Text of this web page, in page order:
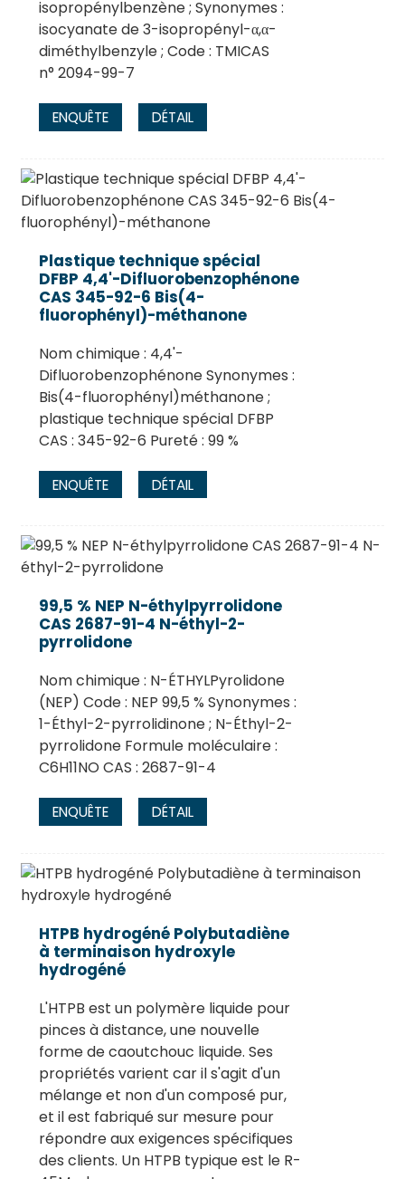
isopropénylbenzène ; Synonymes :
isocyanate de 3-isopropényl-α,α-
diméthylbenzyle ; Code : TMICAS
n° 2094-99-7
ENQUÊTE DÉTAIL
Plastique technique spécial
DFBP 4,4'-Difluorobenzophénone
CAS 345-92-6 Bis(4-
fluorophényl)-méthanone
Nom chimique : 4,4'-
Difluorobenzophénone Synonymes :
Bis(4-fluorophényl)méthanone ;
plastique technique spécial DFBP
CAS : 345-92-6 Pureté : 99 %
ENQUÊTE DÉTAIL
99,5 % NEP N-éthylpyrrolidone
CAS 2687-91-4 N-éthyl-2-
pyrrolidone
Nom chimique : N-ÉTHYLPyrolidone
(NEP) Code : NEP 99,5 % Synonymes :
1-Éthyl-2-pyrrolidinone ; N-Éthyl-2-
pyrrolidone Formule moléculaire :
C6H11NO CAS : 2687-91-4
ENQUÊTE DÉTAIL
HTPB hydrogéné Polybutadiène
à terminaison hydroxyle
hydrogéné
L'HTPB est un polymère liquide pour
pinces à distance, une nouvelle
forme de caoutchouc liquide. Ses
propriétés varient car il s'agit d'un
mélange et non d'un composé pur,
et il est fabriqué sur mesure pour
répondre aux exigences spécifiques
des clients. Un HTPB typique est le R-